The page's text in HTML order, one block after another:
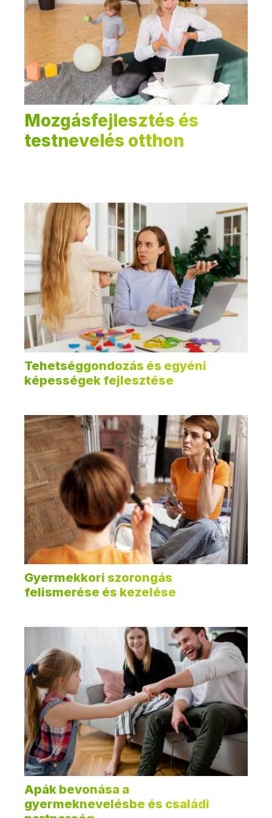
Mozgásfejlesztés és
testnevelés otthon
Tehetséggondozás és egyéni
képességek fejlesztése
Gyermekkori szorongás
felismerése és kezelése
Apák bevonása a
gyermeknevelésbe és családi